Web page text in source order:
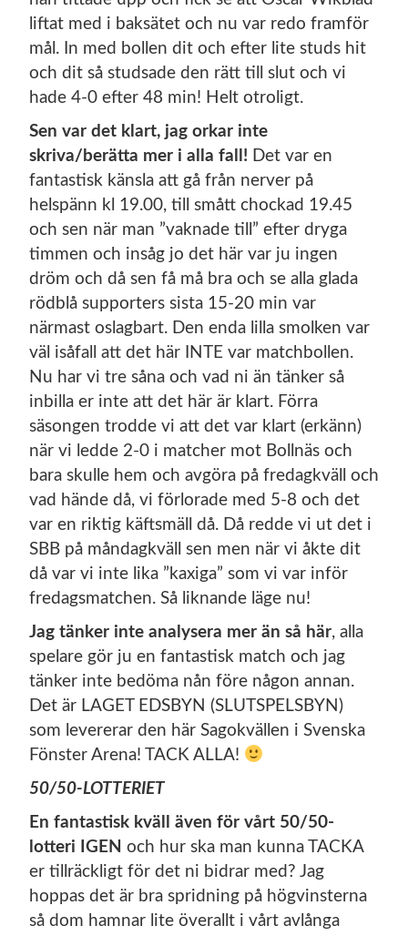
liftat med i baksätet och nu var redo framför
mål. In med bollen dit och efter lite studs hit
och dit så studsade den rätt till slut och vi
hade 4-0 efter 48 min! Helt otroligt.
Sen var det klart, jag orkar inte
skriva/berätta mer i alla fall! Det var en
fantastisk känsla att gå från nerver på
helspänn kl 19.00, till smått chockad 19.45
och sen när man ”vaknade till” efter dryga
timmen och insåg jo det här var ju ingen
dröm och då sen få må bra och se alla glada
rödblå supporters sista 15-20 min var
närmast oslagbart. Den enda lilla smolken var
väl isåfall att det här INTE var matchbollen.
Nu har vi tre såna och vad ni än tänker så
inbilla er inte att det här är klart. Förra
säsongen trodde vi att det var klart (erkänn)
när vi ledde 2-0 i matcher mot Bollnäs och
bara skulle hem och avgöra på fredagkväll och
vad hände då, vi förlorade med 5-8 och det
var en riktig käftsmäll då. Då redde vi ut det i
SBB på måndagkväll sen men när vi åkte dit
då var vi inte lika ”kaxiga” som vi var inför
fredagsmatchen. Så liknande läge nu!
Jag tänker inte analysera mer än så här, alla
spelare gör ju en fantastisk match och jag
tänker inte bedöma nån före någon annan.
Det är LAGET EDSBYN (SLUTSPELSBYN)
som levererar den här Sagokvällen i Svenska
Fönster Arena! TACK ALLA!
50/50-LOTTERIET
En fantastisk kväll även för vårt 50/50-
lotteri IGEN och hur ska man kunna TACKA
er tillräckligt för det ni bidrar med? Jag
hoppas det är bra spridning på högvinsterna
så dom hamnar lite överallt i vårt avlånga